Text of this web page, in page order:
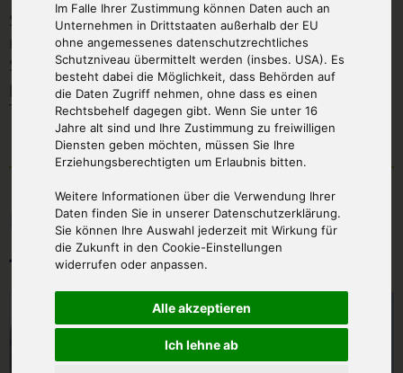
Im Falle Ihrer Zustimmung können Daten auch an
Unternehmen in Drittstaaten außerhalb der EU
ohne angemessenes datenschutzrechtliches
Schutzniveau übermittelt werden (insbes. USA). Es
besteht dabei die Möglichkeit, dass Behörden auf
die Daten Zugriff nehmen, ohne dass es einen
Rechtsbehelf dagegen gibt. Wenn Sie unter 16
Jahre alt sind und Ihre Zustimmung zu freiwilligen
Diensten geben möchten, müssen Sie Ihre
Erziehungsberechtigten um Erlaubnis bitten.
Weitere Informationen über die Verwendung Ihrer
Daten finden Sie in unserer Datenschutzerklärung.
Sie können Ihre Auswahl jederzeit mit Wirkung für
die Zukunft in den Cookie-Einstellungen
widerrufen oder anpassen.
Alle akzeptieren
Ich lehne ab
Sie möchten einmal ein Flugzeug selbst steuern -
natürlich mit einem erfahrenen Piloten an Ihrer
Seite - eine Ballonfahrt oder den freien Fall
probieren? Dann viel Spaß mit unseren
Themenangeboten.
Unsere Themenangebote -
für jeden etwas dabei: